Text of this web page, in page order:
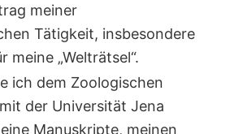
meiner
Tätigkeit, insbesondere
meine „Welträtsel“.
ich dem Zoologischen
der Universität Jena
Manuskripte, meinen